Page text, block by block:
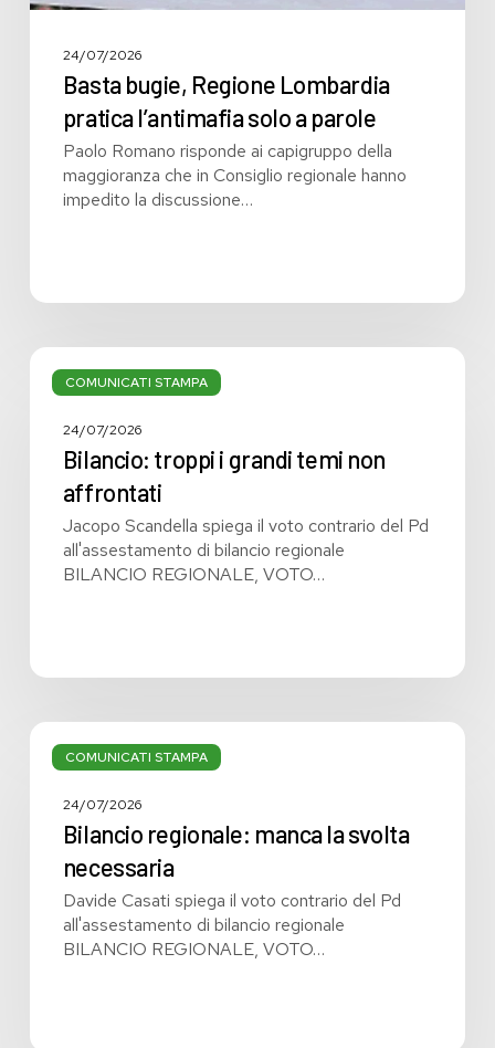
24/07/2026
Basta bugie, Regione Lombardia
pratica l’antimafia solo a parole
Paolo Romano risponde ai capigruppo della
maggioranza che in Consiglio regionale hanno
impedito la discussione…
COMUNICATI STAMPA
Bilancio:
troppi
grandi
affrontati
24/07/2026
Bilancio: troppi i grandi temi non
affrontati
Jacopo Scandella spiega il voto contrario del Pd
all'assestamento di bilancio regionale
BILANCIO REGIONALE, VOTO…
COMUNICATI STAMPA
Bilancio
regionale:
svolta
24/07/2026
Bilancio regionale: manca la svolta
necessaria
Davide Casati spiega il voto contrario del Pd
all'assestamento di bilancio regionale
BILANCIO REGIONALE, VOTO…